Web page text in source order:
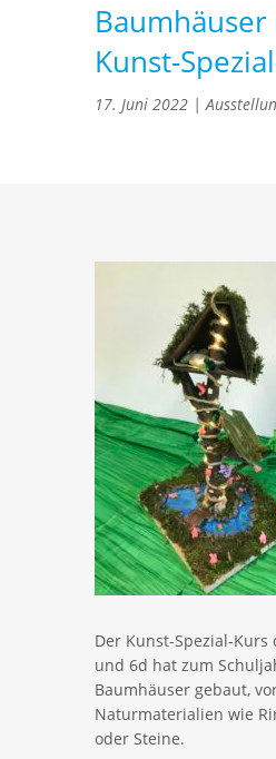
Baumhäuser
Kunst-
17. Juni 2022|
Der Kunst-Spezial-Kurs
und 6d hat zum
Baumhäuser gebaut,
Naturmaterialien wie
oder Steine.